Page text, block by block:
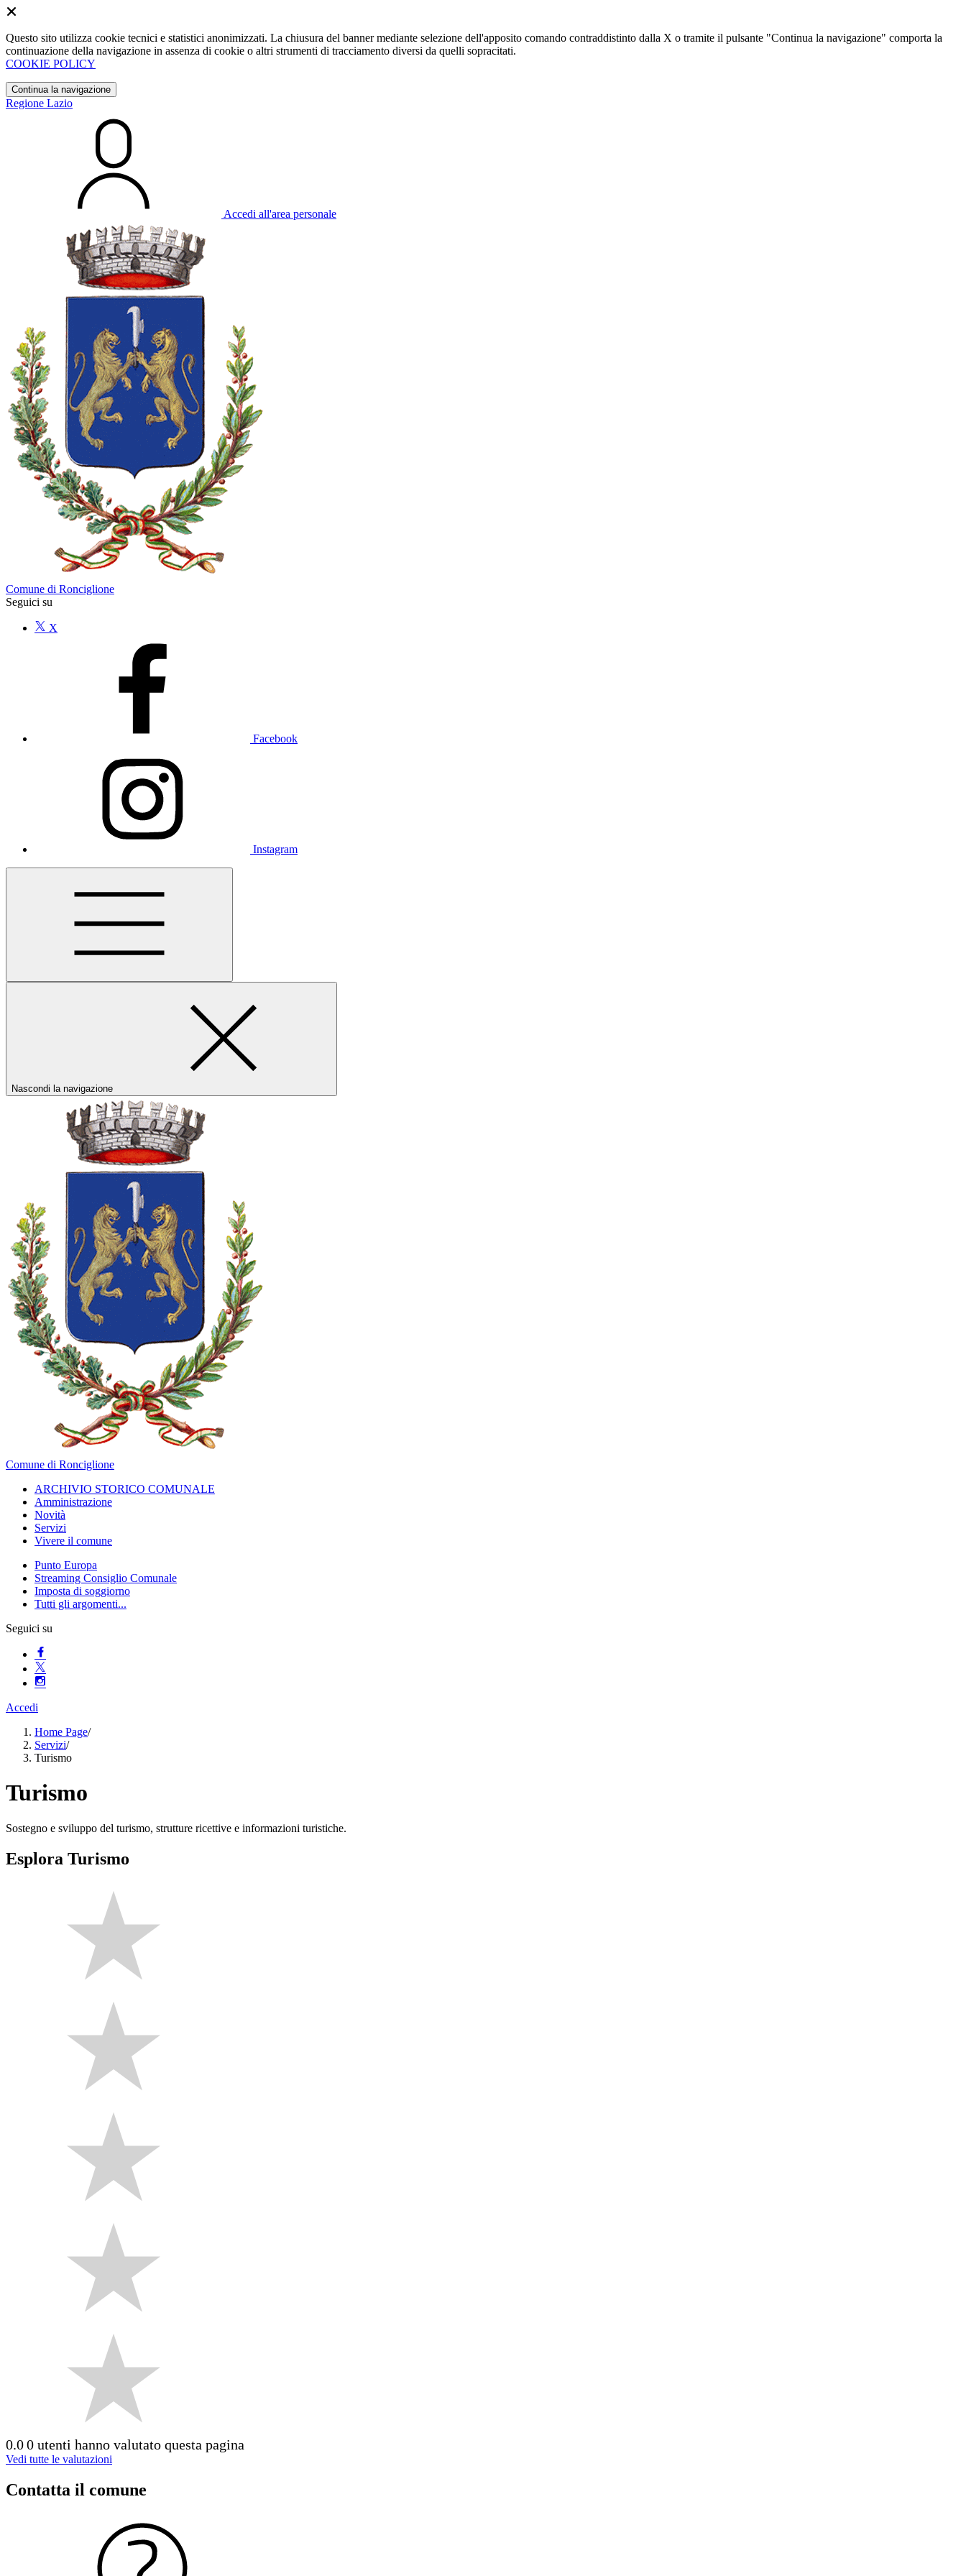
Questo sito utilizza cookie tecnici e statistici anonimizzati. La chiusura del banner mediante selezione dell'apposito comando contraddistinto dalla X o tramite il pulsante "Continua la navigazione" comporta la
continuazione della navigazione in assenza di cookie o altri strumenti di tracciamento diversi da quelli sopracitati.
COOKIE POLICY
Continua la navigazione
Regione Lazio
Accedi all'area personale
Comune di Ronciglione
Seguici su
X
Facebook
Instagram
Nascondi la navigazione
Comune di Ronciglione
ARCHIVIO STORICO COMUNALE
Amministrazione
Novità
Servizi
Vivere il comune
Punto Europa
Streaming Consiglio Comunale
Imposta di soggiorno
Tutti gli argomenti...
Seguici su
Accedi
Home Page/
Servizi/
Turismo
Turismo
Sostegno e sviluppo del turismo, strutture ricettive e informazioni turistiche.
Esplora Turismo
0.00 utenti hanno valutato questa pagina
Vedi tutte le valutazioni
Contatta il comune